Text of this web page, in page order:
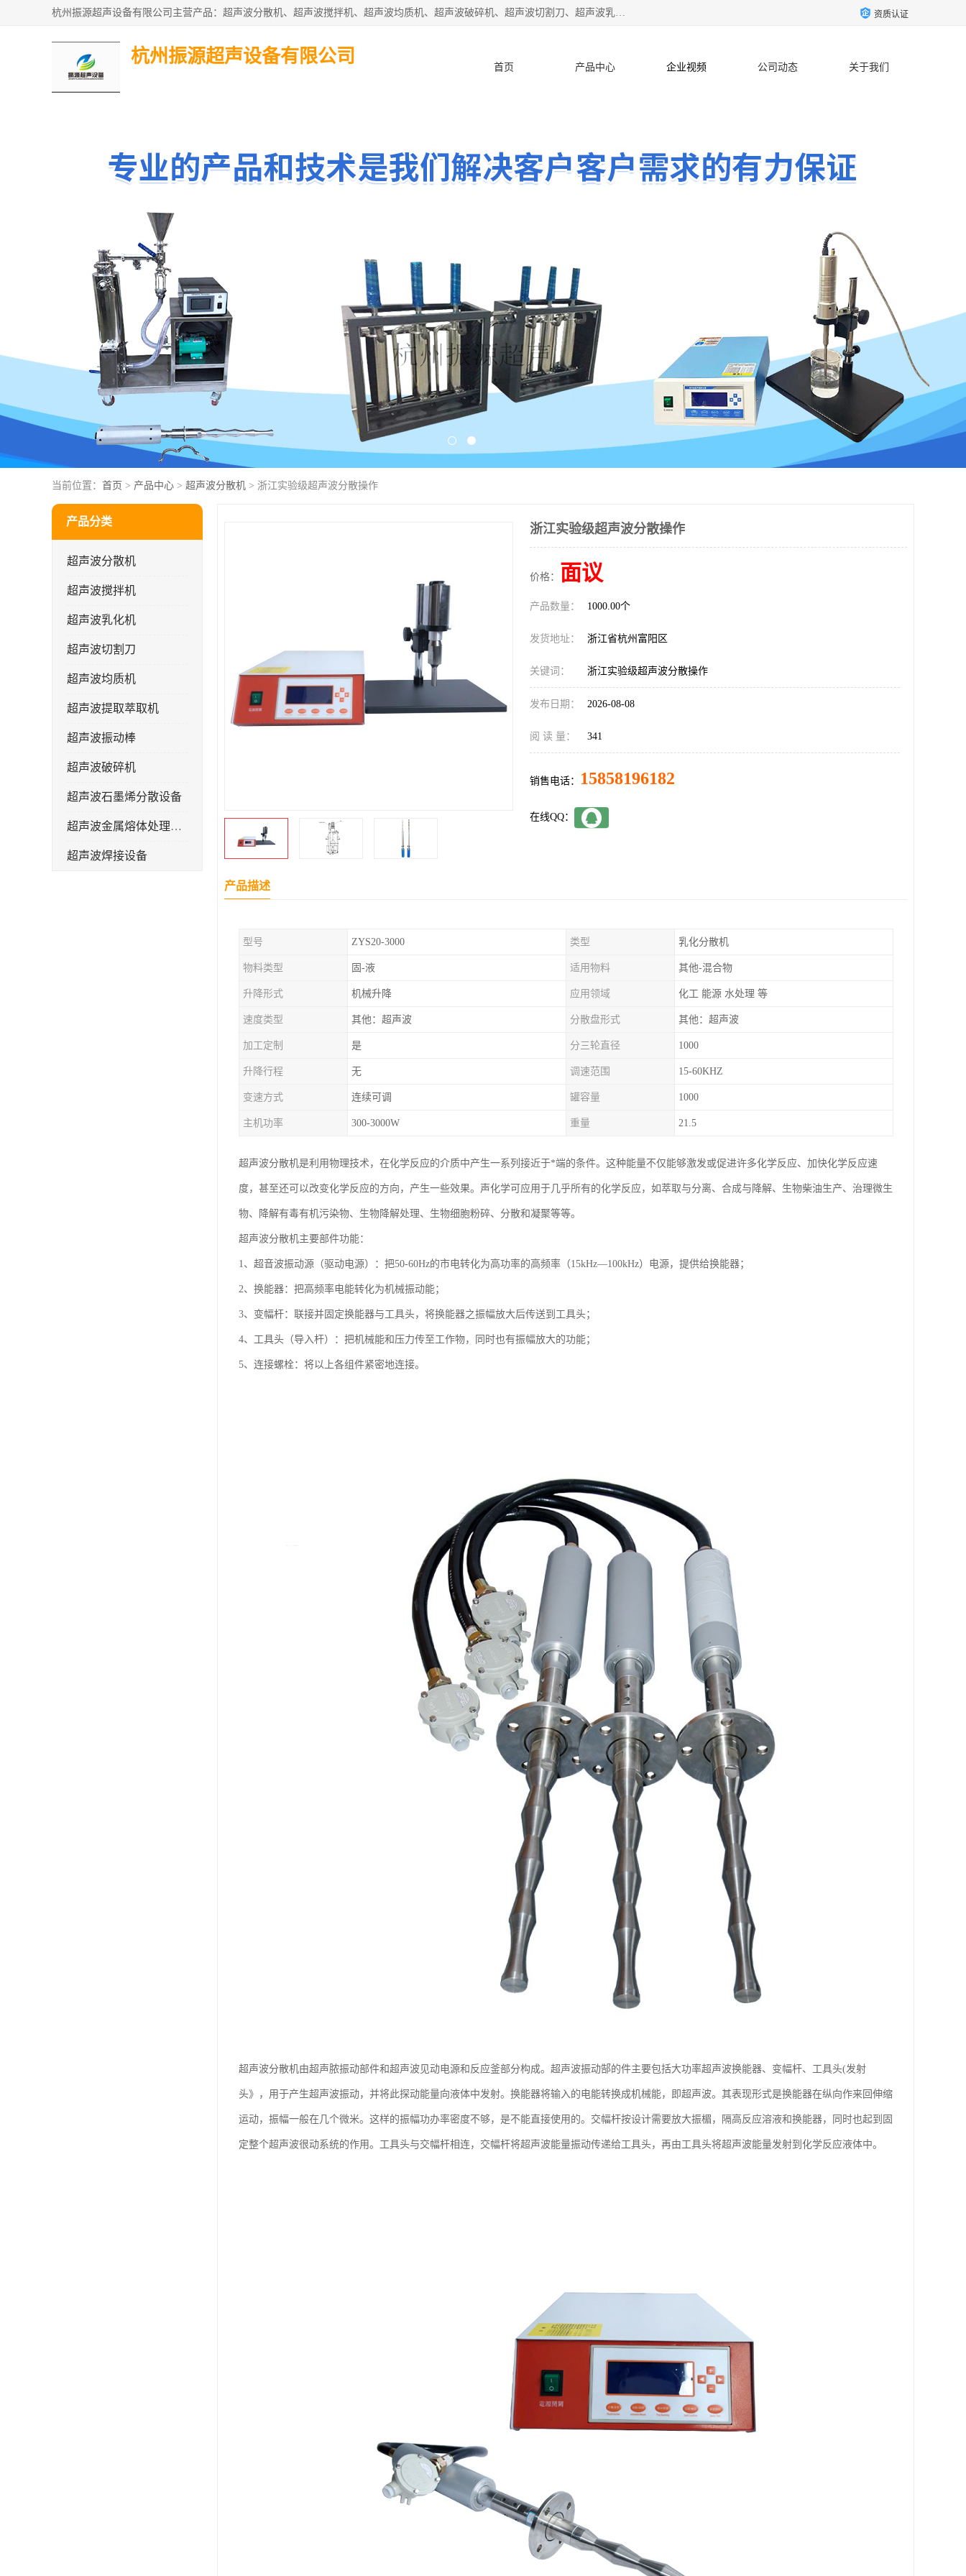
杭州振源超声设备有限公司主营产品：超声波分散机、超声波搅拌机、超声波均质机、超声波破碎机、超声波切割刀、超声波乳化机、超声波提取机、超声波振动棒等设备。秉承诚信经营、品质至上的服务宗旨，与多家企业建立了长期的合作关系。公司坚持以质量赢市场，以服务赢客户，始终以客户利益为中心。 资质认证
杭州振源超声设备有限公司
首页 产品中心 企业视频 公司动态 关于我们
当前位置： 首页 > 产品中心 > 超声波分散机 > 浙江实验级超声波分散操作
产品分类
超声波分散机
超声波搅拌机
超声波乳化机
超声波切割刀
超声波均质机
超声波提取萃取机
超声波振动棒
超声波破碎机
超声波石墨烯分散设备
超声波金属熔体处理设备
超声波焊接设备
浙江实验级超声波分散操作
价格： 面议
产品数量： 1000.00个
发货地址： 浙江省杭州富阳区
关键词： 浙江实验级超声波分散操作
发布日期： 2026-08-08
阅 读 量： 341
销售电话： 15858196182
在线QQ：
产品描述
型号 ZYS20-3000 类型 乳化分散机
物料类型 固-液 适用物料 其他-混合物
升降形式 机械升降 应用领域 化工 能源 水处理 等
速度类型 其他：超声波 分散盘形式 其他：超声波
加工定制 是 分三轮直径 1000
升降行程 无 调速范围 15-60KHZ
变速方式 连续可调 罐容量 1000
主机功率 300-3000W 重量 21.5
超声波分散机是利用物理技术，在化学反应的介质中产生一系列接近于*端的条件。这种能量不仅能够激发或促进许多化学反应、加快化学反应速
度，甚至还可以改变化学反应的方向，产生一些效果。声化学可应用于几乎所有的化学反应，如萃取与分离、合成与降解、生物柴油生产、治理微生
物、降解有毒有机污染物、生物降解处理、生物细胞粉碎、分散和凝聚等等。
超声波分散机主要部件功能：
1、超音波振动源（驱动电源）：把50-60Hz的市电转化为高功率的高频率（15kHz—100kHz）电源，提供给换能器；
2、换能器：把高频率电能转化为机械振动能；
3、变幅杆：联接并固定换能器与工具头，将换能器之振幅放大后传送到工具头；
4、工具头（导入杆）：把机械能和压力传至工作物，同时也有振幅放大的功能；
5、连接螺栓：将以上各组件紧密地连接。
超声波分散机由超声脓振动部件和超声波见动电源和反应釜部分构成。超声波振动郜的件主要包括大功率超声波换能器、变幅杆、工具头(发射
头》，用于产生超声波振动，并将此探动能量向液体中发射。换能器将输入的电能转换成机械能，即超声波。其表现形式是换能器在纵向作来回伸缩
运动，振幅一般在几个微米。这样的振幅功办率密度不够，是不能直接使用的。交幅杆按设计需要放大振楣，隔高反应溶液和换能器，同时也起到固
定整个超声波很动系统的作用。工具头与交幅杆相连，交幅杆将超声波能量振动传递给工具头，再由工具头将超声波能量发射到化学反应液体中。